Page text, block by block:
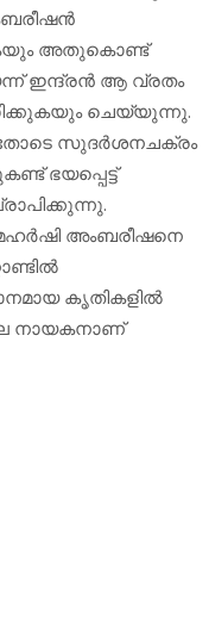
അതുകൊണ്ട്
ഇന്ദ്രന്‍ ആ വ്രതം
ചെയ്യുന്നു.
സുദര്‍ശനചക്രം
ഭയപ്പെട്ട്
മഹര്‍ഷി അംബരീഷനെ
കൃതികളില്‍
നായകനാണ്